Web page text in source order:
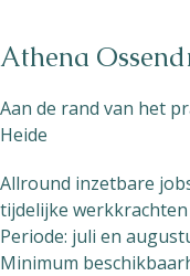
Athena
Aan de rand van het
Heide
Allround inzetbare
tijdelijke werkkrachten
Periode: juli en
Minimum